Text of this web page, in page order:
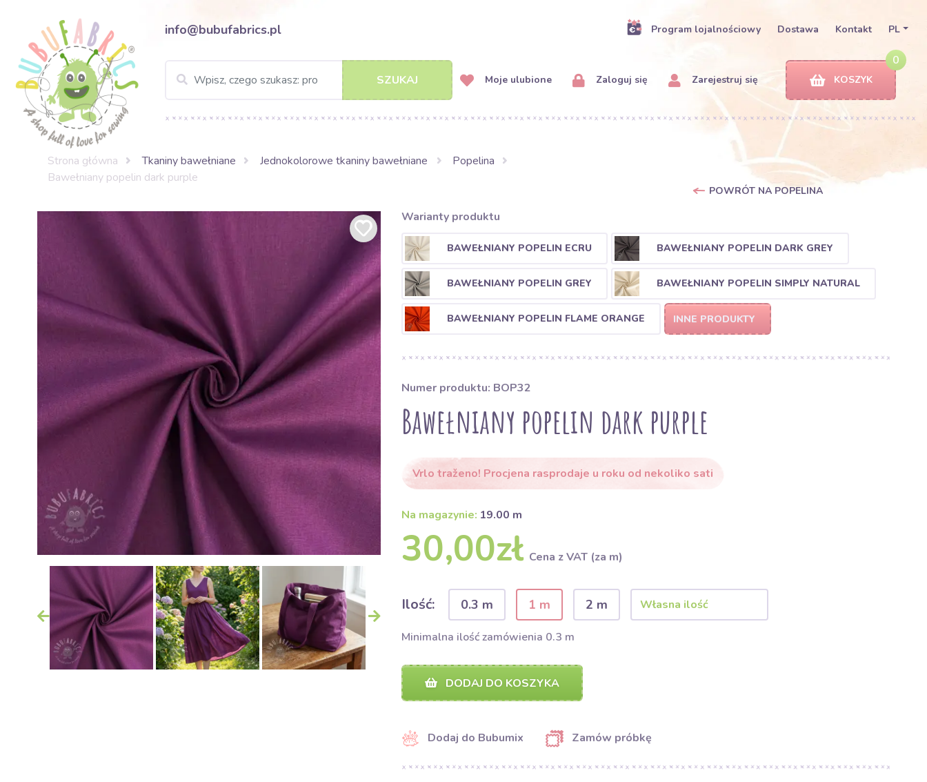
info@bubufabrics.pl Program lojalnościowy Dostawa Kontakt PL
SZUKAJ Moje ulubione Zaloguj się Zarejestruj się
0
KOSZYK
Strona główna Tkaniny bawełniane Jednokolorowe tkaniny bawełniane
Popelina
Bawełniany popelin dark purple
POWRÓT NA POPELINA
Warianty produktu
BAWEŁNIANY POPELIN ECRU BAWEŁNIANY POPELIN DARK GREY
BAWEŁNIANY POPELIN GREY BAWEŁNIANY POPELIN SIMPLY NATURAL
BAWEŁNIANY POPELIN FLAME ORANGE INNE PRODUKTY
Numer produktu: BOP32
Bawełniany popelin dark purple
Vrlo traženo! Procjena rasprodaje u roku od nekoliko sati
Na magazynie: 19.00 m
30,00zł Cena z VAT (za m)
Ilość: 0.3 m 1 m 2 m
Minimalna ilość zamówienia 0.3 m
DODAJ DO KOSZYKA
Dodaj do Bubumix Zamów próbkę